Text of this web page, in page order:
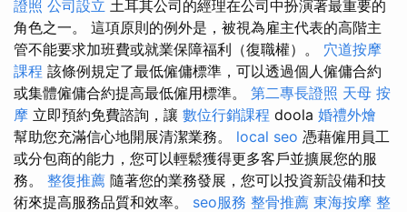
證照 公司設立 土耳其公司的經理在公司中扮演著最重要的
角色之一。 這項原則的例外是，被視為雇主代表的高階主
管不能要求加班費或就業保障福利（復職權）。 穴道按摩
課程 該條例規定了最低僱傭標準，可以透過個人僱傭合約
或集體僱傭合約提高最低僱用標準。 第二專長證照 天母 按
摩 立即預約免費諮詢，讓 數位行銷課程 doola 婚禮外燴
幫助您充滿信心地開展清潔業務。 local seo 憑藉僱用員工
或分包商的能力，您可以輕鬆獲得更多客戶並擴展您的服
務。 整復推薦 隨著您的業務發展，您可以投資新設備和技
術來提高服務品質和效率。 seo服務 整骨推薦 東海按摩 整